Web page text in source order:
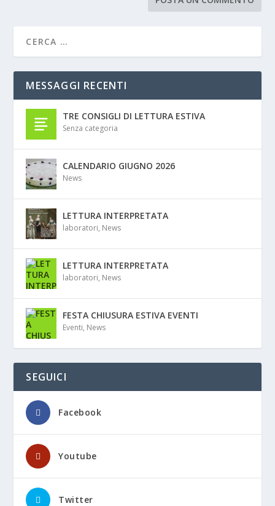
MESSAGGI RECENTI
TRE CONSIGLI DI LETTURA ESTIVA
Senza categoria
CALENDARIO GIUGNO 2026
News
LETTURA INTERPRETATA
laboratori, News
LETTURA INTERPRETATA
laboratori, News
FESTA CHIUSURA ESTIVA EVENTI
Eventi, News
SEGUICI
Facebook
Youtube
Twitter